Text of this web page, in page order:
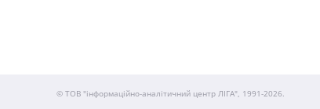
© ТОВ "інформаційно-аналітичний центр ЛІГА", 1991-2026.